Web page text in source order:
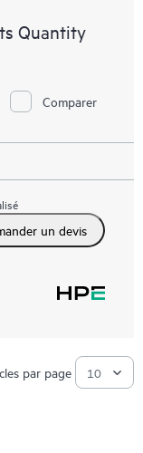
Quantity
Comparer
un devis
par page